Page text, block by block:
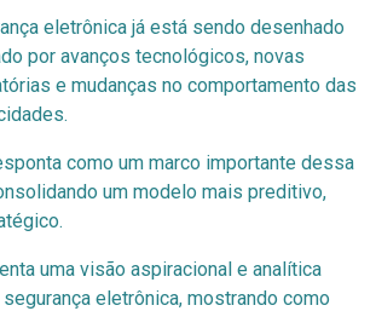
eletrônica já está sendo desenhado
por avanços tecnológicos, novas
e mudanças no comportamento das
como um marco importante dessa
um modelo mais preditivo,
uma visão aspiracional e analítica
eletrônica, mostrando como